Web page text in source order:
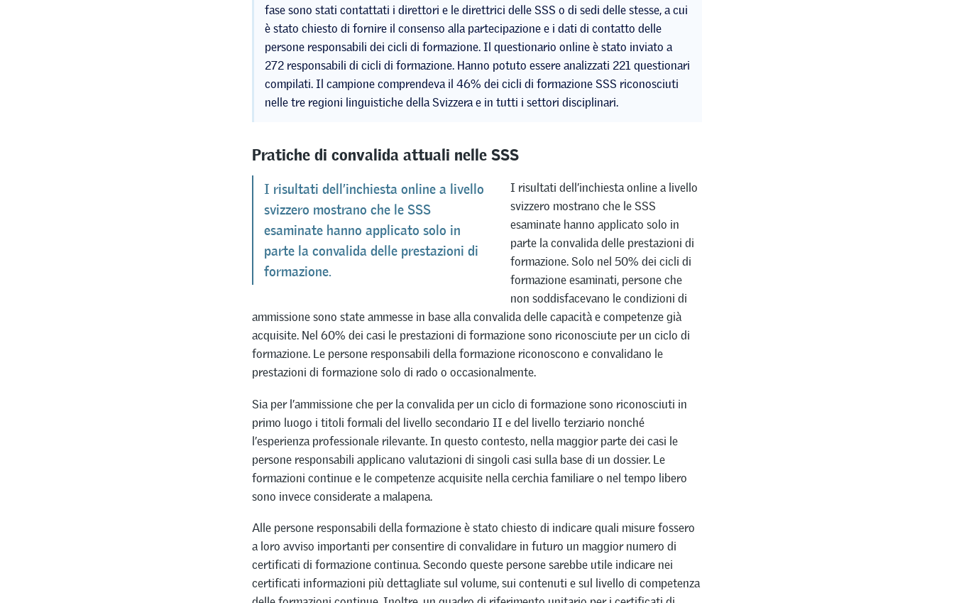
fase sono stati contattati i direttori e le direttrici delle SSS o di sedi delle stesse, a cui
è stato chiesto di fornire il consenso alla partecipazione e i dati di contatto delle
persone responsabili dei cicli di formazione. Il questionario online è stato inviato a
272 responsabili di cicli di formazione. Hanno potuto essere analizzati 221 questionari
compilati. Il campione comprendeva il 46% dei cicli di formazione SSS riconosciuti
nelle tre regioni linguistiche della Svizzera e in tutti i settori disciplinari.
Pratiche di convalida attuali nelle SSS
I risultati dell’inchiesta online a livello
svizzero mostrano che le SSS
esaminate hanno applicato solo in
parte la convalida delle prestazioni di
formazione.
I risultati dell’inchiesta online a livello
svizzero mostrano che le SSS
esaminate hanno applicato solo in
parte la convalida delle prestazioni di
formazione. Solo nel 50% dei cicli di
formazione esaminati, persone che
non soddisfacevano le condizioni di
ammissione sono state ammesse in base alla convalida delle capacità e competenze già
acquisite. Nel 60% dei casi le prestazioni di formazione sono riconosciute per un ciclo di
formazione. Le persone responsabili della formazione riconoscono e convalidano le
prestazioni di formazione solo di rado o occasionalmente.
Sia per l’ammissione che per la convalida per un ciclo di formazione sono riconosciuti in
primo luogo i titoli formali del livello secondario II e del livello terziario nonché
l’esperienza professionale rilevante. In questo contesto, nella maggior parte dei casi le
persone responsabili applicano valutazioni di singoli casi sulla base di un dossier. Le
formazioni continue e le competenze acquisite nella cerchia familiare o nel tempo libero
sono invece considerate a malapena.
Alle persone responsabili della formazione è stato chiesto di indicare quali misure fossero
a loro avviso importanti per consentire di convalidare in futuro un maggior numero di
certificati di formazione continua. Secondo queste persone sarebbe utile indicare nei
certificati informazioni più dettagliate sul volume, sui contenuti e sul livello di competenza